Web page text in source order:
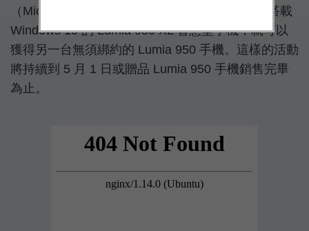
（Micrsoft）自上周開始，推出以 649 美元購買搭載
Windows 10 的 Lumia 950 XL 智慧型手機，就可以
獲得另一台無須綁約的 Lumia 950 手機。這樣的活動
將持續到 5 月 1 日或贈品 Lumia 950 手機銷售完畢
為止。